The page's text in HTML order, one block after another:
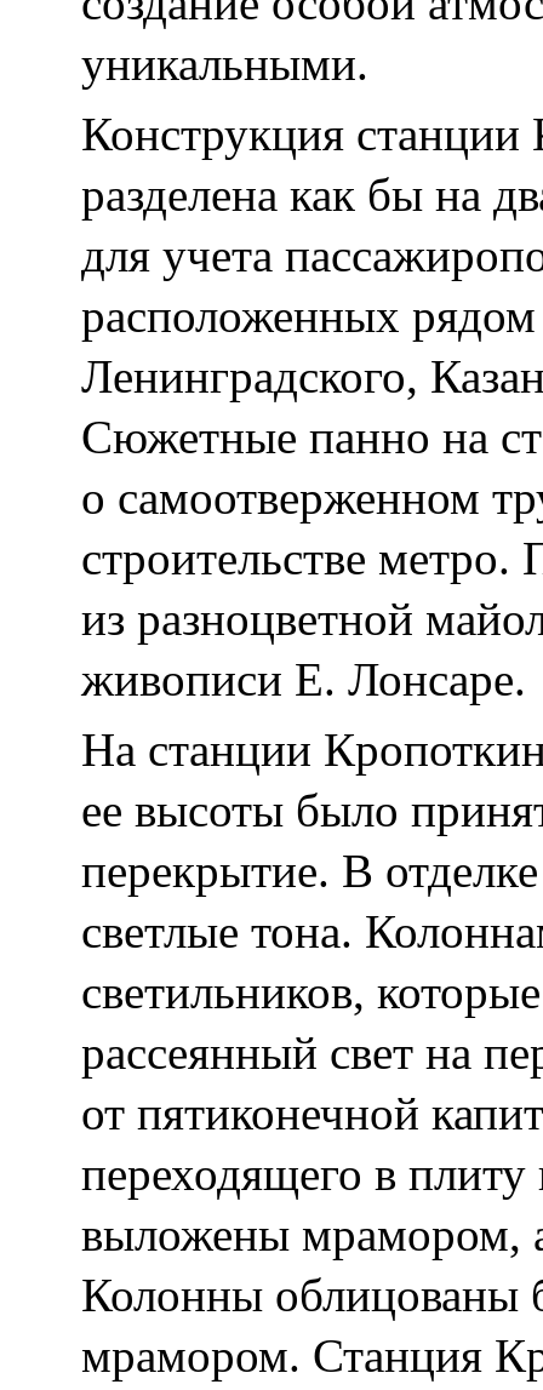
уникальными.
Конструкция станции
разделена как бы на
для учета
расположенных рядом
Ленинградского,
Сюжетные панно на
о самоотверженном
строительстве
из разноцветной
живописи Е. Лонсаре.
На станции
ее высоты было
перекрытие. В
светлые тона.
светильников,
рассеянный свет на
от пятиконечной
переходящего в
выложены мрамором,
Колонны облицованы
мрамором. Станция